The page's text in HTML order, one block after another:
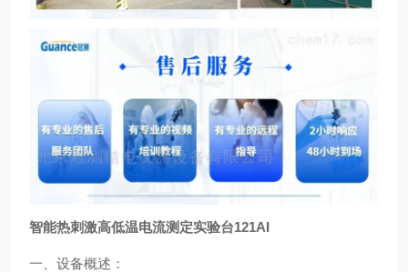
智能热刺激高低温电流测定实验台121AI
一、设备概述：